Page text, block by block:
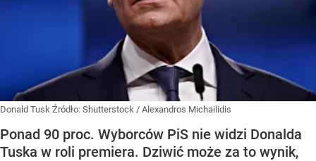
Donald Tusk Źródło: Shutterstock / Alexandros Michailidis
Ponad 90 proc. Wyborców PiS nie widzi Donalda
Tuska w roli premiera. Dziwić może za to wynik,